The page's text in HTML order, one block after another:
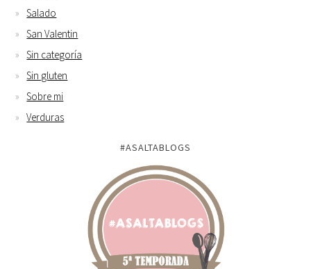
Salado
San Valentin
Sin categoría
Sin gluten
Sobre mi
Verduras
#ASALTABLOGS